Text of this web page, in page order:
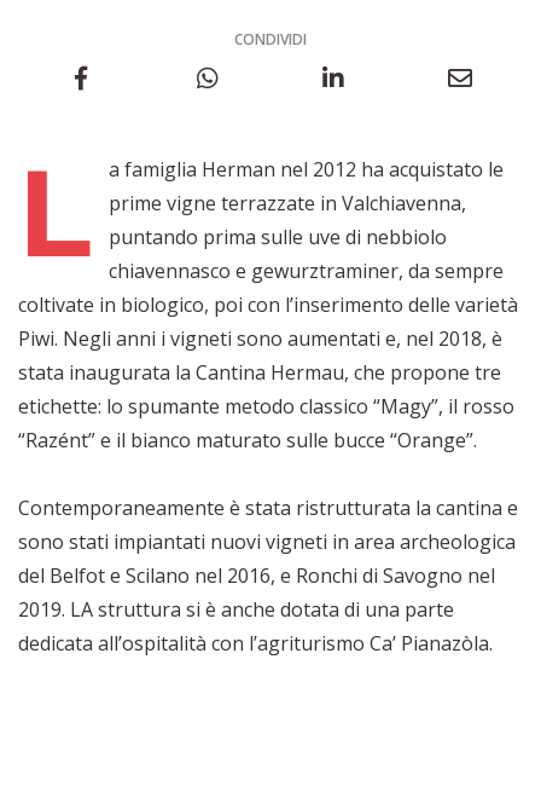
CONDIVIDI
L
a famiglia Herman nel 2012 ha acquistato le
prime vigne terrazzate in Valchiavenna,
puntando prima sulle uve di nebbiolo
chiavennasco e gewurztraminer, da sempre
coltivate in biologico, poi con l’inserimento delle varietà
Piwi. Negli anni i vigneti sono aumentati e, nel 2018, è
stata inaugurata la Cantina Hermau, che propone tre
etichette: lo spumante metodo classico “Magy”, il rosso
“Razént” e il bianco maturato sulle bucce “Orange”.
Contemporaneamente è stata ristrutturata la cantina e
sono stati impiantati nuovi vigneti in area archeologica
del Belfot e Scilano nel 2016, e Ronchi di Savogno nel
2019. LA struttura si è anche dotata di una parte
dedicata all’ospitalità con l’agriturismo Ca’ Pianazòla.